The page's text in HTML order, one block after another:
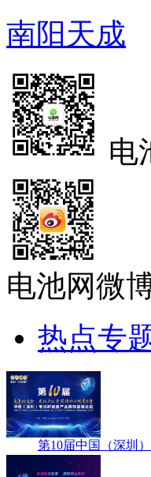
南阳天成
电
电池网微
热点专
第10届中国（深圳